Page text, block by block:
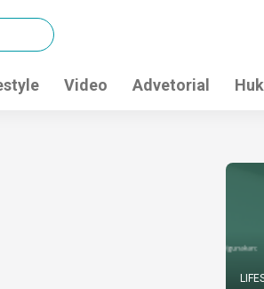
Video Advetorial